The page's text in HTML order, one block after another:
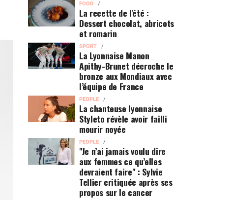
FOOD
La recette de l'été :
Dessert chocolat, abricots
et romarin
SPORT
La Lyonnaise Manon
Apithy-Brunet décroche le
bronze aux Mondiaux avec
l’équipe de France
PEOPLE
La chanteuse lyonnaise
Styleto révèle avoir failli
mourir noyée
PEOPLE
"Je n’ai jamais voulu dire
aux femmes ce qu’elles
devraient faire" : Sylvie
Tellier critiquée après ses
propos sur le cancer